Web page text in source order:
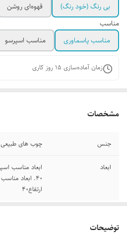
بی رنگ (خود رنگ)
قهوه‌ای روشن
مناسب
مناسب پاسماوری
مناسب اسپرسو
زمان آماده‌سازی 15 روز کاری
مشخصات
جنس چوب های طبیعی
ابعاد
ارتفاع۴۰
توضیحات